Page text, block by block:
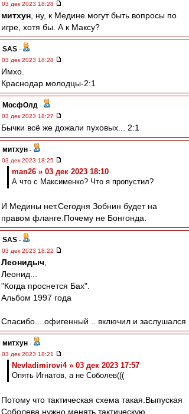
03 дек 2023 18:28
митхун , ну, к Медине могут быть вопросы по
игре, хотя бы. А к Максу?
SAS -
03 дек 2023 18:28
Имхо.
Краснодар молодцы-2:1
МосфОлд -
03 дек 2023 18:27
Бычки всё же дожали пуховых... 2:1
митхун -
03 дек 2023 18:25
man26 » 03 дек 2023 18:10
А что с Максименко? Что я пропустил?
И Медины нет.Сегодня Зобнин будет на
правом фланге.Почему не Бонгонда.
SAS -
03 дек 2023 18:22
Леонидыч
Леонид...
"Когда проснется Бах".
Альбом 1997 года
Спасибо....офигенный .. включил и заслушался
митхун -
03 дек 2023 18:21
Nevladimirovi4 » 03 дек 2023 17:57
Опять Игнатов, а не Соболев(((
Потому что тактическая схема такая.Выпуская
Соболева нужно менять тактическую